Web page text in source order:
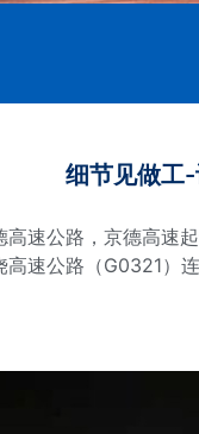
细节见做工
速公路，京德高速
速公路（G0321